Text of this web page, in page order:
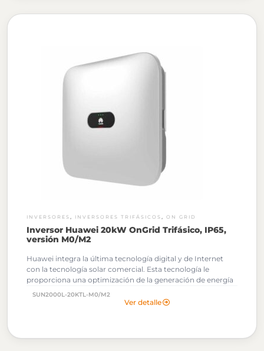
INVERSORES INVERSORES TRIFÁSICOS ON GRID
Inversor Huawei 20kW OnGrid Trifásico, IP65,
versión M0/M2
Huawei integra la última tecnología digital y de Internet
con la tecnología solar comercial. Esta tecnología le
proporciona una optimización de la generación de energía
fotovoltaica.
SUN2000L-20KTL-M0/M2
Ver detalle